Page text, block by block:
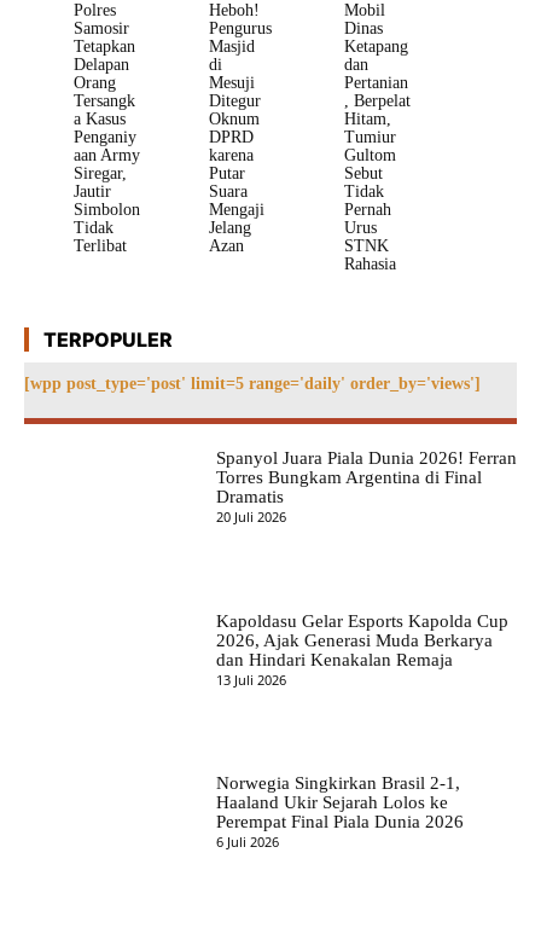
Polres
Samosir
Tetapkan
Delapan
Orang
Tersangk
a Kasus
Penganiy
aan Army
Siregar,
Jautir
Simbolon
Tidak
Terlibat
Heboh!
Pengurus
Masjid
di
Mesuji
Ditegur
Oknum
DPRD
karena
Putar
Suara
Mengaji
Jelang
Azan
Mobil
Dinas
Ketapang
dan
Pertanian
, Berpelat
Hitam,
Tumiur
Gultom
Sebut
Tidak
Pernah
Urus
STNK
Rahasia
TERPOPULER
[wpp post_type='post' limit=5 range='daily' order_by='views']
Spanyol Juara Piala Dunia 2026! Ferran
Torres Bungkam Argentina di Final
Dramatis
20 Juli 2026
Kapoldasu Gelar Esports Kapolda Cup
2026, Ajak Generasi Muda Berkarya
dan Hindari Kenakalan Remaja
13 Juli 2026
Norwegia Singkirkan Brasil 2-1,
Haaland Ukir Sejarah Lolos ke
Perempat Final Piala Dunia 2026
6 Juli 2026